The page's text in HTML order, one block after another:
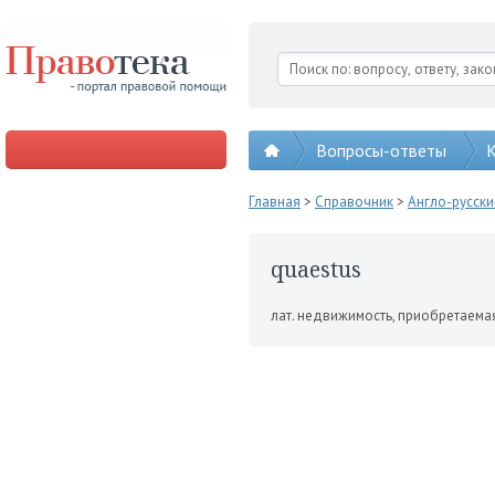
Вопросы-ответы
Главная > Справочник> Англо-
quaestus
лат. недвижимость,